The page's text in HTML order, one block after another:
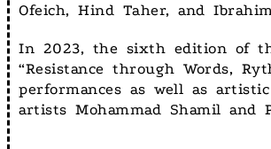
Ofeich, Hind Taher, and
In 2023, the sixth edition of
“Resistance through Words,
performances as well as
artists Mohammad Shamil